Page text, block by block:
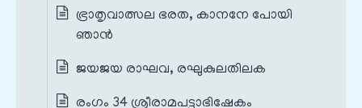
ഭ്രാതൃവാത്സല ഭരത, കാനനേ പോയി
ഞാൻ
ജയജയ രാഘവ, രഘുകുലതിലക
രംഗം 34 ശ്രീരാമപട്ടാഭിഷേകം